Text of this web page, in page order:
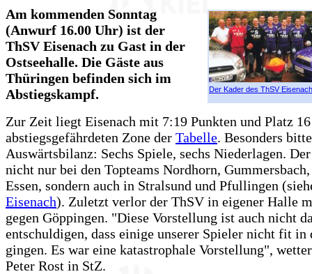
Der Kader des ThSV
Am kommenden Sonntag
(Anwurf 16.00 Uhr) ist der
ThSV Eisenach zu Gast in der
Ostseehalle. Die Gäste aus
Thüringen befinden sich im
Abstiegskampf.
Zur Zeit liegt Eisenach mit 7:19 Punkten und Platz
abstiegsgefährdeten Zone der Tabelle. Besonders
Auswärtsbilanz: Sechs Spiele, sechs Niederlagen.
nicht nur bei den Topteams Nordhorn,
Essen, sondern auch in Stralsund und Pfullingen
Eisenach). Zuletzt verlor der ThSV in eigener Halle
gegen Göppingen. "Diese Vorstellung ist auch nicht
entschuldigen, dass einige unserer Spieler nicht fit in
gingen. Es war eine katastrophale Vorstellung",
Peter Rost in StZ.